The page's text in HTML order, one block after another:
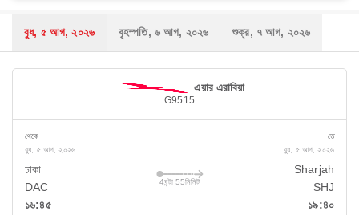
বুধ, ৫ আগ, ২০২৬ বৃহস্পতি, ৬ আগ, ২০২৬ শুক্র, ৭ আগ, ২০২৬
এয়ার এরাবিয়া
G9515
থেকে
বুধ, ৫ আগ, ২০২৬
ঢাকা
DAC
১৬:৪৫
4ঘন্টা 55মিনিট
তে
বুধ, ৫ আগ, ২০২৬
Sharjah
SHJ
১৯:৪০